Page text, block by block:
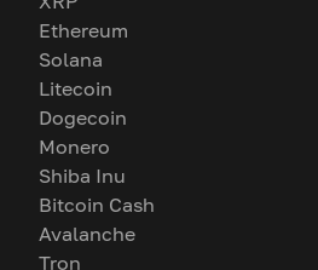
Ethereum
Solana
Litecoin
Dogecoin
Monero
Shiba Inu
Bitcoin Cash
Avalanche
Tron